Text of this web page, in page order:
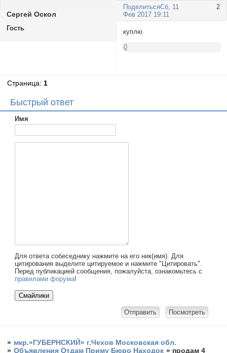
Поделиться 2
Сб, 11
Фев 2017 19:11
Сергей Оскол
Гость
куплю
0
Страница: 1
Быстрый ответ
Имя
Для ответа собеседнику нажмите на его ник(имя). Для
цитирования выделите цитируемое и нажмите "Цитировать".
Перед публикацией сообщения, пожалуйста, ознакомьтесь с
правилами форума!
» мкр.«ГУБЕРНСКИЙ» г.Чехов Московская обл.
» Объявления Отдам Приму Бюро Находок » продам 4